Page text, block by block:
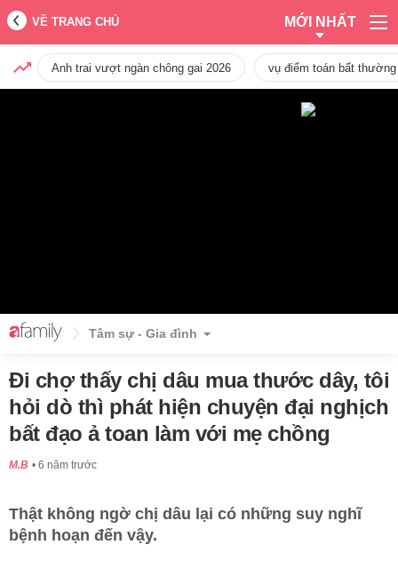
VỀ TRANG CHỦ MỚI NHẤT
Anh trai vượt ngàn chông gai 2026 vụ điểm toán bất
Tâm sự - Gia đình
Đi chợ thấy chị dâu mua thước dây, tôi
hỏi dò thì phát hiện chuyện đại nghịch
bất đạo ả toan làm với mẹ chồng
M.B 6 năm trước
Thật không ngờ chị dâu lại có những suy nghĩ
bệnh hoạn đến vậy.